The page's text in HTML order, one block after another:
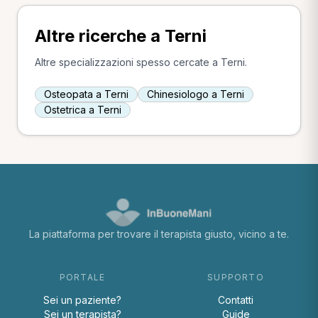
Altre ricerche a Terni
Altre specializzazioni spesso cercate a Terni.
Osteopata a Terni
Chinesiologo a Terni
Ostetrica a Terni
La piattaforma per trovare il terapista giusto, vicino a te.
PORTALE
Sei un paziente?
Sei un terapista?
SUPPORTO
Contatti
Guide